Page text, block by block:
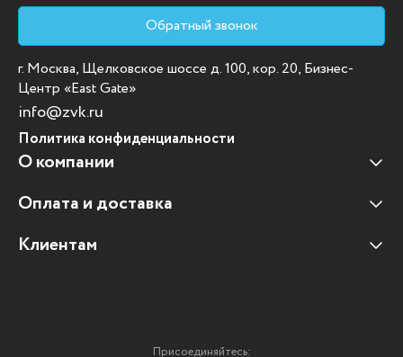
Обратный звонок
г. Москва, Щелковское шоссе д. 100, кор. 20, Бизнес-
Центр «East Gate»
info@zvk.ru
Политика конфиденциальности
О компании
Наши клиенты
Отзывы клиентов
Оплата и доставка
Оплата и доставка
Клиентам
Присоединяйтесь: